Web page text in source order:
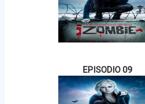
EPISODIO 09